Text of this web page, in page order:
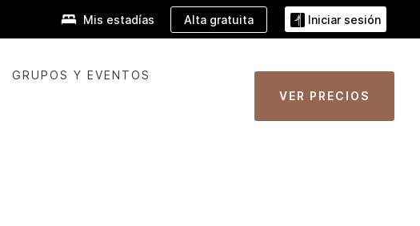
Mis estadías Alta gratuita Iniciar sesión
GRUPOS Y EVENTOS
VER PRECIOS